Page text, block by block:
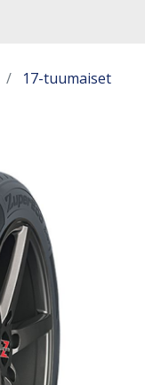
17-tuumaiset